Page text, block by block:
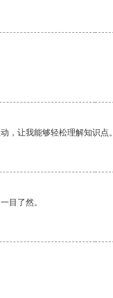
，让我能够轻松理解知识点。
目了然。